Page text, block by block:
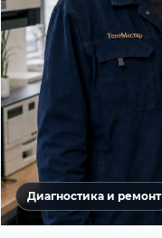
Диагностика и ремонт